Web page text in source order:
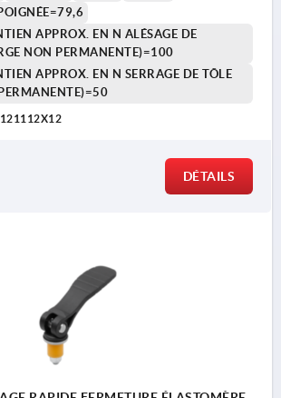
APPROX. EN N ALÉSAGE DE
NON PERMANENTE)=100
APPROX. EN N SERRAGE DE TÔLE
DÉTAILS